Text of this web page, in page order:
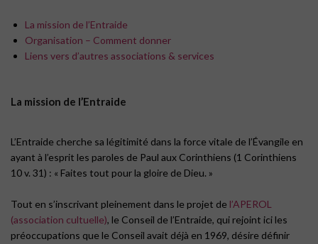
La mission de l’Entraide
Organisation – Comment donner
Liens vers d’autres associations & services
La mission de l’Entraide
L’Entraide cherche sa légitimité dans la force vitale de l’Évangile en
ayant à l’esprit les paroles de Paul aux Corinthiens (1 Corinthiens
10 v. 31) : « Faites tout pour la gloire de Dieu. »
Tout en s’inscrivant pleinement dans le projet de l’APEROL
(association cultuelle), le Conseil de l’Entraide, qui rejoint ici les
préoccupations que le Conseil avait déjà en 1969, désire définir